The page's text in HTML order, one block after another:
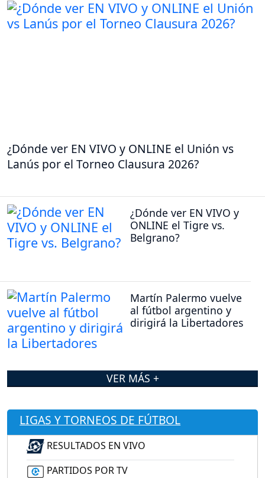
¿Dónde ver EN VIVO y ONLINE el Unión vs
Lanús por el Torneo Clausura 2026?
¿Dónde ver EN VIVO y
ONLINE el Tigre vs.
Belgrano?
Martín Palermo vuelve
al fútbol argentino y
dirigirá la Libertadores
VER MÁS +
LIGAS Y TORNEOS DE FÚTBOL
RESULTADOS EN VIVO
PARTIDOS POR TV